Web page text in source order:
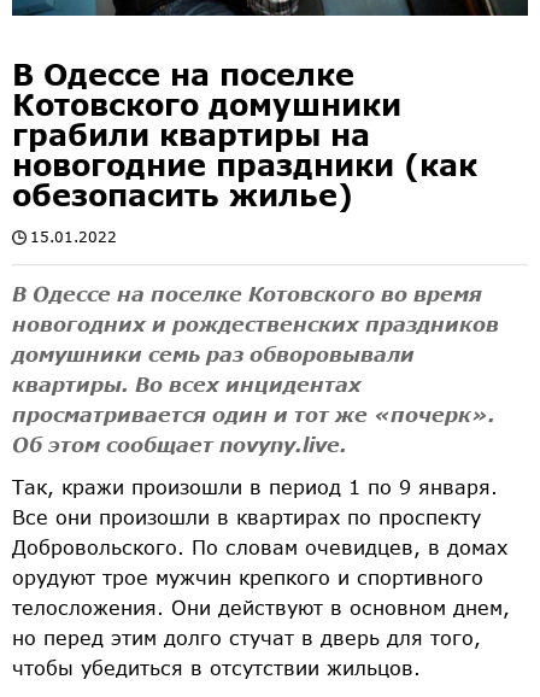
В Одессе на поселке
Котовского домушники
грабили квартиры на
новогодние праздники (как
обезопасить жилье)
15.01.2022
В Одессе на поселке Котовского во время
новогодних и рождественских праздников
домушники семь раз обворовывали
квартиры. Во всех инцидентах
просматривается один и тот же «почерк».
Об этом сообщает novyny.live.
Так, кражи произошли в период 1 по 9 января.
Все они произошли в квартирах по проспекту
Добровольского. По словам очевидцев, в домах
орудуют трое мужчин крепкого и спортивного
телосложения. Они действуют в основном днем,
но перед этим долго стучат в дверь для того,
чтобы убедиться в отсутствии жильцов.